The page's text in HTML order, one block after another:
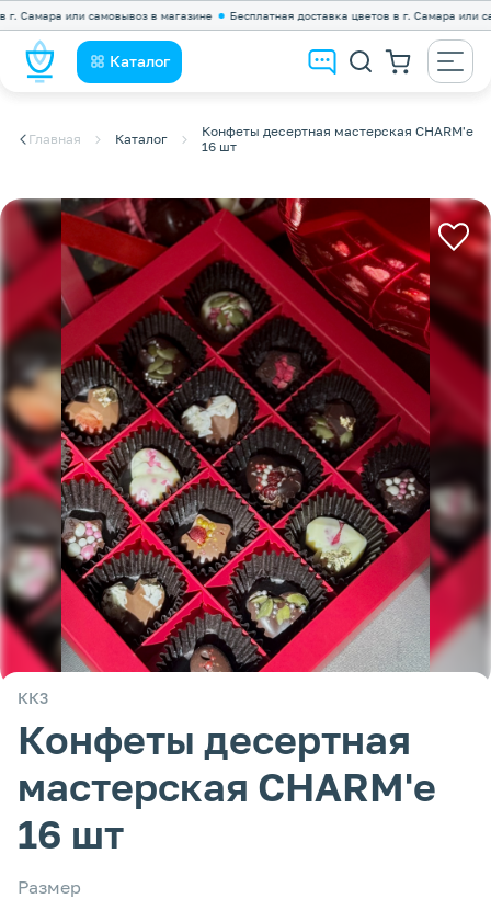
или самовывоз в магазине Бесплатная доставка цветов в г. Самара или
Каталог
Главная Каталог
Конфеты десертная мастерская CHARM'e
16 шт
КК3
Конфеты десертная
мастерская CHARM'e
16 шт
Размер